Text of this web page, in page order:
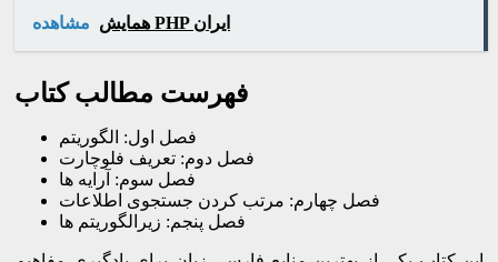
مشاهده همایش PHP ایران
فهرست مطالب کتاب
فصل اول: الگوریتم
فصل دوم: تعریف فلوچارت
فصل سوم: آرایه ها
فصل چهارم: مرتب کردن جستجوی اطلاعات
فصل پنجم: زیرالگوریتم ها